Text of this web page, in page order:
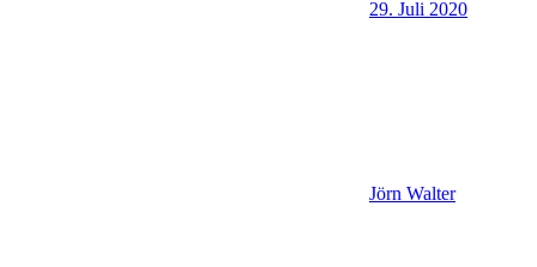
29. Juli 2020
Jörn Walter